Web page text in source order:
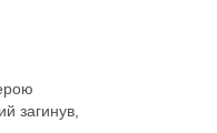
загинув,